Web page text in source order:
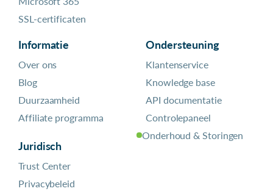
SSL-certificaten
Informatie
Over ons
Blog
Duurzaamheid
Affiliate programma
Juridisch
Trust Center
Privacybeleid
Ondersteuning
Klantenservice
Knowledge base
API documentatie
Controlepaneel
Onderhoud & Storingen